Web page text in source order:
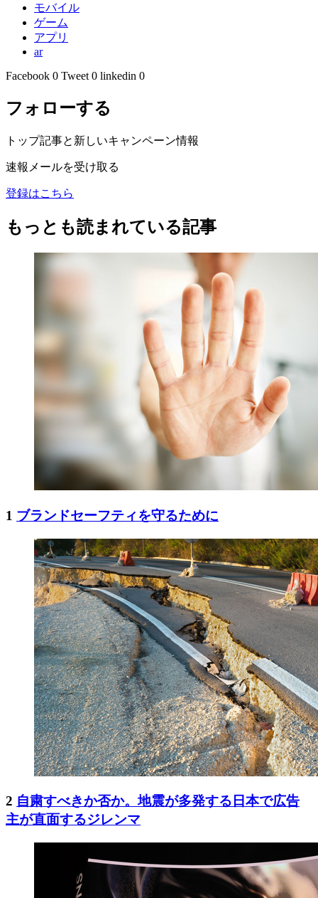
モバイル
ゲーム
アプリ
ar
Facebook 0 Tweet 0 linkedin 0
フォローする
トップ記事と新しいキャンペーン情報
速報メールを受け取る
登録はこちら
もっとも読まれている記事
1 ブランドセーフティを守るために
2 自粛すべきか否か。地震が多発する日本で広告
主が直面するジレンマ